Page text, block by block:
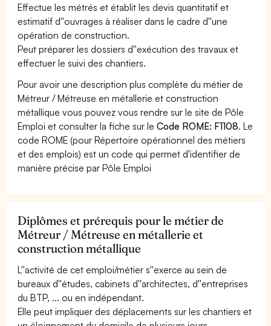
Effectue les métrés et établit les devis quantitatif et
estimatif d''ouvrages à réaliser dans le cadre d''une
opération de construction.
Peut préparer les dossiers d''exécution des travaux et
effectuer le suivi des chantiers.
Pour avoir une description plus complète du métier de
Métreur / Métreuse en métallerie et construction
métallique vous pouvez vous rendre sur le site de Pôle
Emploi et consulter la fiche sur leCode ROME: F1108. Le
code ROME (pour Répertoire opérationnel des métiers
et des emplois) est un code qui permet d'identifier de
manière précise par Pôle Emploi
Diplômes et prérequis pour le métier de
Métreur / Métreuse en métallerie et
construction métallique
L''activité de cet emploi/métier s''exerce au sein de
bureaux d''études, cabinets d''architectes, d''entreprises
du BTP, ... ou en indépendant.
Elle peut impliquer des déplacements sur les chantiers et